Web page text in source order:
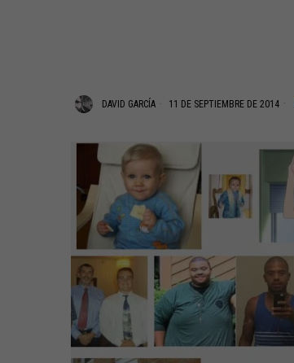
DAVID GARCÍA 11 DE SEPTIEMBRE DE 2014